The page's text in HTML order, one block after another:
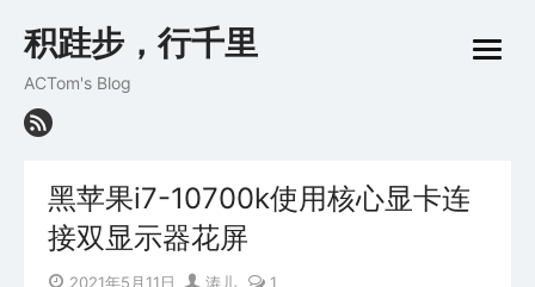
to
积跬步，行千里
ACTom's Blog
open
黑苹果i7-10700k使用核心显卡连
接双显示器花屏
Posted2021年5月11日 Author
涛儿 1